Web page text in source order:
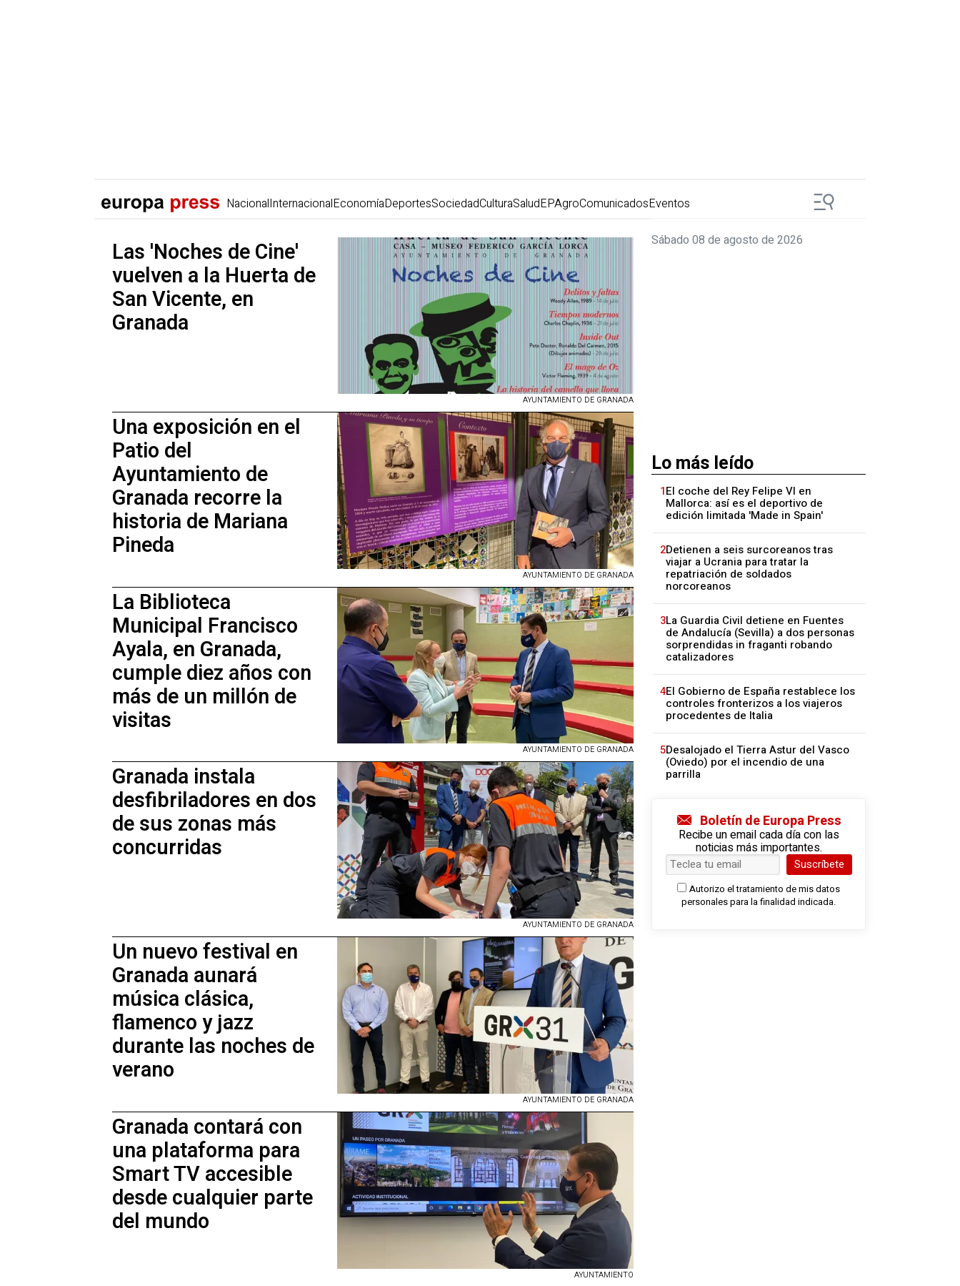
NacionalInternacionalEconomíaDeportesSociedadCulturaSaludEPAgroComunicadosEventos
AYUNTAMIENTO DE GRANADA
Las 'Noches de Cine'
vuelven a la Huerta de
San Vicente, en
Granada
AYUNTAMIENTO DE GRANADA
Una exposición en el
Patio del
Ayuntamiento de
Granada recorre la
historia de Mariana
Pineda
AYUNTAMIENTO DE GRANADA
La Biblioteca
Municipal Francisco
Ayala, en Granada,
cumple diez años con
más de un millón de
visitas
AYUNTAMIENTO DE GRANADA
Granada instala
desfibriladores en dos
de sus zonas más
concurridas
AYUNTAMIENTO DE GRANADA
Un nuevo festival en
Granada aunará
música clásica,
flamenco y jazz
durante las noches de
verano
AYUNTAMIENTO
Granada contará con
una plataforma para
Smart TV accesible
desde cualquier parte
del mundo
Sábado 08 de agosto de 2026
Lo más leído
1El coche del Rey Felipe VI en
Mallorca: así es el deportivo de
edición limitada 'Made in Spain'
2Detienen a seis surcoreanos tras
viajar a Ucrania para tratar la
repatriación de soldados
norcoreanos
3La Guardia Civil detiene en Fuentes
de Andalucía (Sevilla) a dos personas
sorprendidas in fraganti robando
catalizadores
4El Gobierno de España restablece los
controles fronterizos a los viajeros
procedentes de Italia
5Desalojado el Tierra Astur del Vasco
(Oviedo) por el incendio de una
parrilla
Boletín de Europa Press
Recibe un email cada día con las
noticias más importantes.
Suscríbete
Autorizo el tratamiento de mis datos
personales para la finalidad indicada.